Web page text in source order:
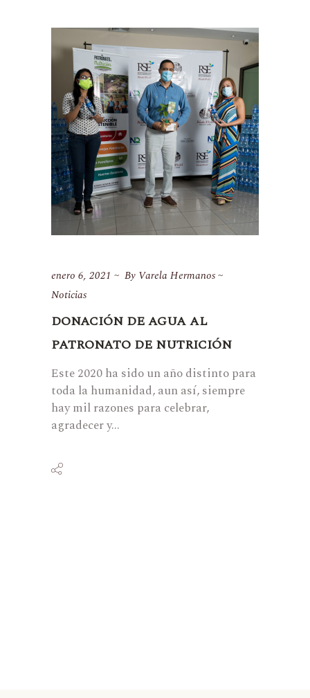
enero 6, 2021 By Varela Hermanos
Noticias
DONACIÓN DE AGUA AL
PATRONATO DE NUTRICIÓN
Este 2020 ha sido un año distinto para
toda la humanidad, aun así, siempre
hay mil razones para celebrar,
agradecer y...